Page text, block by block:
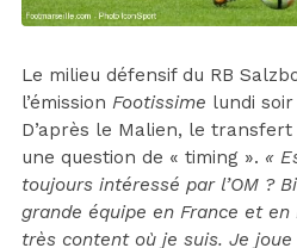
Le milieu défensif du RB
l’émission Footissime lundi
D’après le Malien, le
une question de « timing ». «
toujours intéressé par l’OM ?
grande équipe en France et en
très content où je suis. Je